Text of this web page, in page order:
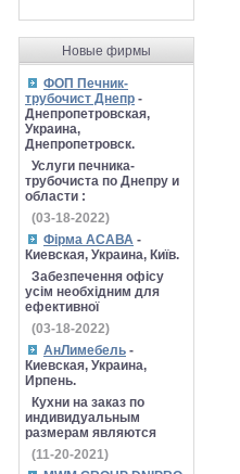
Новые фирмы
ФОП Печник-
трубочист Днепр -
Днепропетровская,
Украина,
Днепропетровск.
Услуги печника-
трубочиста по Днепру и
области :
(03-18-2022)
Фірма АСАВА -
Киевская, Украина, Київ.
Забезпечення офісу
усім необхідним для
ефективної
(03-18-2022)
АнЛимебель -
Киевская, Украина,
Ирпень.
Кухни на заказ по
индивидуальным
размерам являются
(11-20-2021)